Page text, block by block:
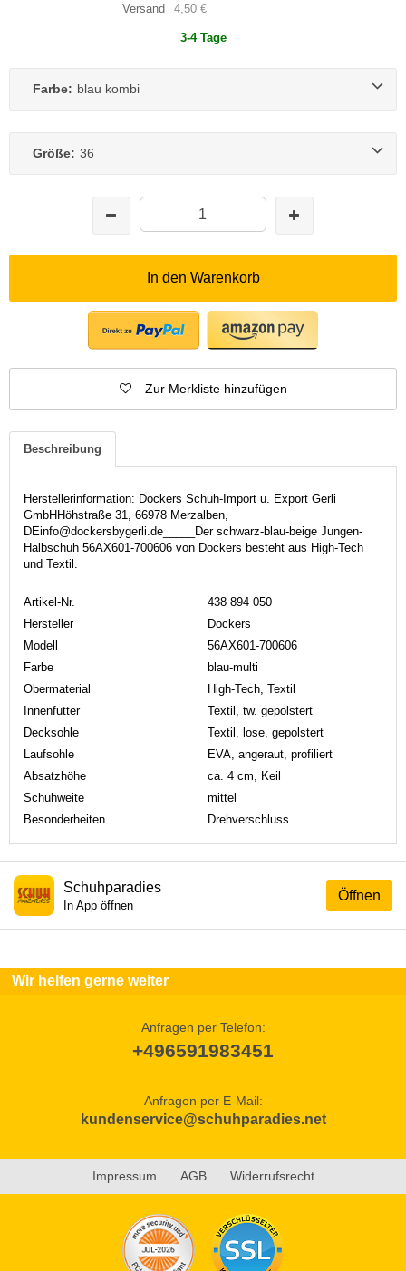
Versand 4,50 €
3-4 Tage
Farbe: blau kombi
Größe: 36
In den Warenkorb
Zur Merkliste hinzufügen
Beschreibung
Herstellerinformation: Dockers Schuh-Import u. Export Gerli
GmbHHöhstraße 31, 66978 Merzalben,
DEinfo@dockersbygerli.de_____Der schwarz-blau-beige Jungen-
Halbschuh 56AX601-700606 von Dockers besteht aus High-Tech
und Textil.
Artikel-Nr.
438 894 050
Hersteller
Dockers
Modell
56AX601-700606
Farbe
blau-multi
Obermaterial
High-Tech, Textil
Innenfutter
Textil, tw. gepolstert
Decksohle
Textil, lose, gepolstert
Laufsohle
EVA, angeraut, profiliert
Absatzhöhe
ca. 4 cm, Keil
Schuhweite
mittel
Besonderheiten
Drehverschluss
Öffnen
Schuhparadies
In App öffnen
Wir helfen gerne weiter
Anfragen per Telefon:
+496591983451
Anfragen per E-Mail:
kundenservice@schuhparadies.net
Impressum AGB Widerrufsrecht